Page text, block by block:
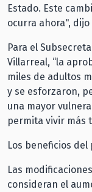
Estado. Este
ocurra ahora",
Para el
Villarreal, “la
miles de adultos
y se esforzaron,
una mayor
permita vivir más
Los beneficios del
Las
consideran el